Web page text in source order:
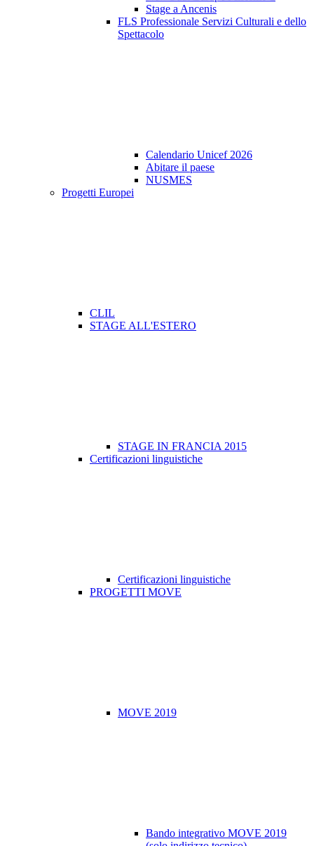
Stage a Ancenis
FLS Professionale Servizi Culturali e dello
Spettacolo
Calendario Unicef 2026
Abitare il paese
NUSMES
Progetti Europei
CLIL
STAGE ALL'ESTERO
STAGE IN FRANCIA 2015
Certificazioni linguistiche
Certificazioni linguistiche
PROGETTI MOVE
MOVE 2019
Bando integrativo MOVE 2019